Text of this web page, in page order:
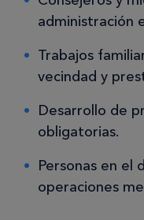
administración
Trabajos
vecindad y
Desarrollo de
obligatorias.
Personas en el
operaciones